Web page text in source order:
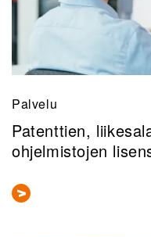
Palvelu
Patenttien,
ohjelmistojen